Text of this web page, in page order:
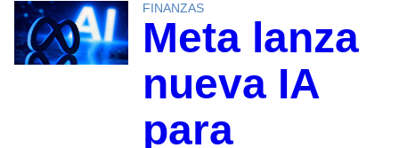
FINANZAS
Meta lanza
nueva IA
para